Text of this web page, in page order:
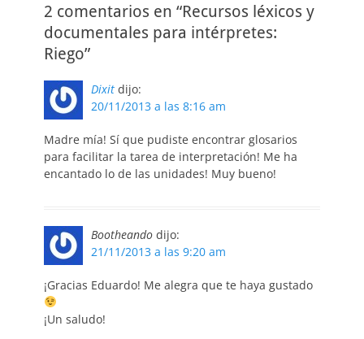
2 comentarios en “Recursos léxicos y
documentales para intérpretes:
Riego”
Dixit dijo:
20/11/2013 a las 8:16 am
Madre mía! Sí que pudiste encontrar glosarios
para facilitar la tarea de interpretación! Me ha
encantado lo de las unidades! Muy bueno!
Bootheando dijo:
21/11/2013 a las 9:20 am
¡Gracias Eduardo! Me alegra que te haya gustado
¡Un saludo!